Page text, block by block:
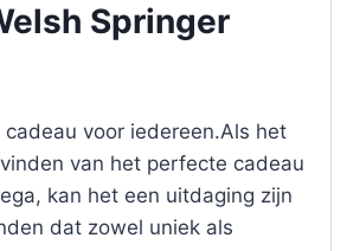
Springer
voor iedereen.Als het
van het perfecte cadeau
kan het een uitdaging zijn
dat zowel uniek als